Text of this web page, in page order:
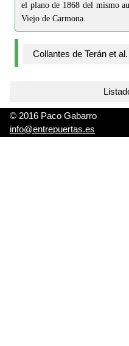
el plano de 1868 del mismo
Viejo de Carmona.
© 2016 Paco Gabarro
info@entrepuertas.es